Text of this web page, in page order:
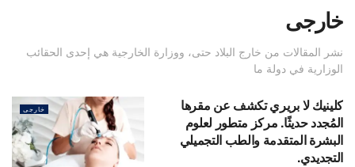
خارجى
نشر المقالات من خارج البلاد حتى، ووزارة الخارجية هي إحدى الحقائب
الوزارية في دولة ما
خارجى
كلينيك لا بريري تكشف عن مقرها
المُجدد حديثًا. مركز متطور لعلوم
البشرة المتقدمة والطب التجميلي
التجديدي.